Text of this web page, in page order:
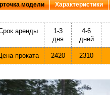
модели Характеристики
аренды
1-3
дня
4-6
дней
проката 2420 2310